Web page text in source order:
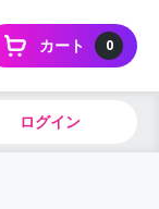
0
カート
ログイン